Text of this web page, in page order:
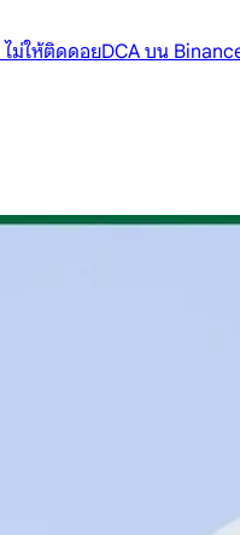
ไม่ให้ติดดอยDCA บน